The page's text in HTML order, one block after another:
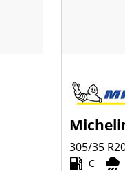
305/35
C